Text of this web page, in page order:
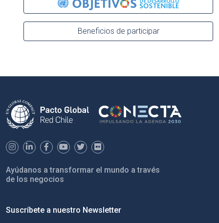
Beneficios de participar
Ayúdanos a transformar el mundo a través
de los negocios
Suscríbete a nuestro Newsletter